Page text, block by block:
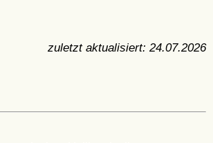
zuletzt aktualisiert: 24.07.2026